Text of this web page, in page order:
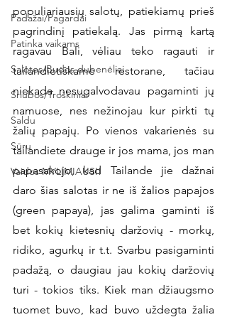
Padažai/Pagardai
Patinka vaikams
Salotos/Budos dubenėliai
Sriubos/Troškiniai
Saldu
Sūru
Vaidos MYLIMIAUSI!
populiariausių salotų, patiekiamų prieš
pagrindinį patiekalą. Jas pirmą kartą
ragavau Bali, vėliau teko ragauti ir
tailandietiškame restorane, tačiau
niekada nesugalvodavau pagaminti jų
namuose, nes nežinojau kur pirkti tų
žalių papajų. Po vienos vakarienės su
tailandiete drauge ir jos mama, jos man
papasakojo, kad Tailande jie dažnai
daro šias salotas ir ne iš žalios papajos
(green papaya), jas galima gaminti iš
bet kokių kietesnių daržovių - morkų,
ridiko, agurkų ir t.t. Svarbu pasigaminti
padažą, o daugiau jau kokių daržovių
turi - tokios tiks. Kiek man džiaugsmo
tuomet buvo, kad buvo uždegta žalia